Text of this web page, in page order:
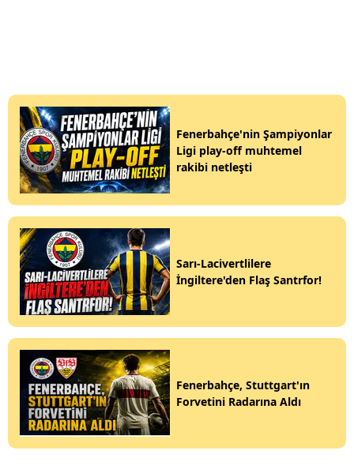
Fenerbahçe'nin Şampiyonlar
Ligi play-off muhtemel
rakibi netleşti
Sarı-Lacivertlilere
İngiltere'den Flaş Santrfor!
Fenerbahçe, Stuttgart'ın
Forvetini Radarına Aldı